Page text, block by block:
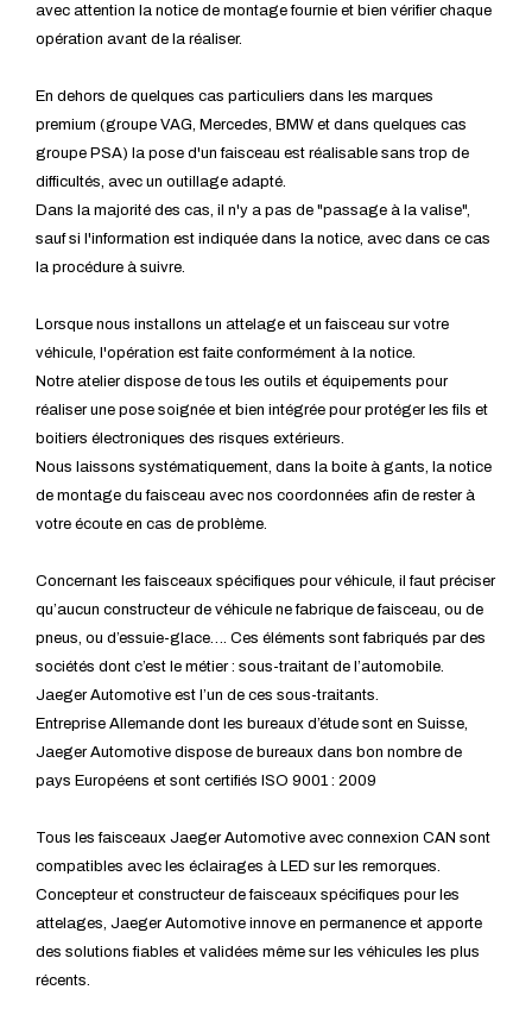
avec attention la notice de montage fournie et bien vérifier chaque
opération avant de la réaliser.
En dehors de quelques cas particuliers dans les marques
premium (groupe VAG, Mercedes, BMW et dans quelques cas
groupe PSA) la pose d'un faisceau est réalisable sans trop de
difficultés, avec un outillage adapté.
Dans la majorité des cas, il n'y a pas de "passage à la valise",
sauf si l'information est indiquée dans la notice, avec dans ce cas
la procédure à suivre.
Lorsque nous installons un attelage et un faisceau sur votre
véhicule, l'opération est faite conformément à la notice.
Notre atelier dispose de tous les outils et équipements pour
réaliser une pose soignée et bien intégrée pour protéger les fils et
boitiers électroniques des risques extérieurs.
Nous laissons systématiquement, dans la boite à gants, la notice
de montage du faisceau avec nos coordonnées afin de rester à
votre écoute en cas de problème.
Concernant les faisceaux spécifiques pour véhicule, il faut préciser
qu’aucun constructeur de véhicule ne fabrique de faisceau, ou de
pneus, ou d’essuie-glace…. Ces éléments sont fabriqués par des
sociétés dont c’est le métier : sous-traitant de l’automobile.
Jaeger Automotive est l’un de ces sous-traitants.
Entreprise Allemande dont les bureaux d’étude sont en Suisse,
Jaeger Automotive dispose de bureaux dans bon nombre de
pays Européens et sont certifiés ISO 9001 : 2009
Tous les faisceaux Jaeger Automotive avec connexion CAN sont
compatibles avec les éclairages à LED sur les remorques.
Concepteur et constructeur de faisceaux spécifiques pour les
attelages, Jaeger Automotive innove en permanence et apporte
des solutions fiables et validées même sur les véhicules les plus
récents.